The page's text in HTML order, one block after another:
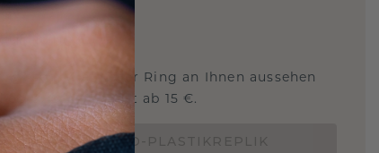
!
wissen, wie dieser Ring an Ihnen aussehen
ob er passt? Jetzt ab 15 €.
BESTELLE EINE 3D-PLASTIKREPLIK